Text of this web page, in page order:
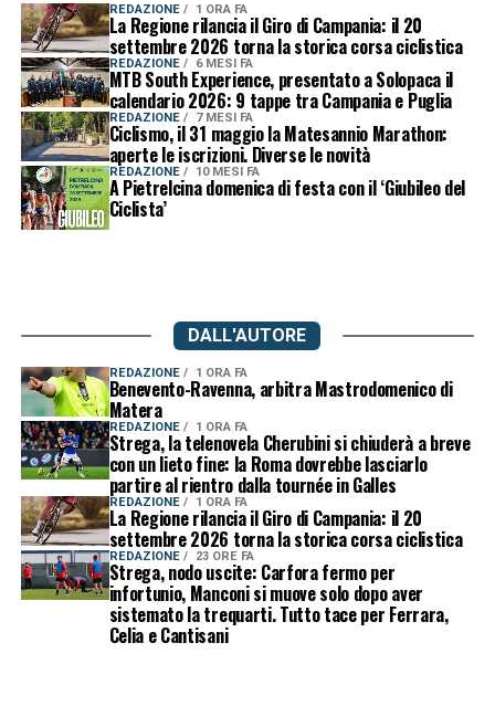
REDAZIONE 1 ORA FA
La Regione rilancia il Giro di Campania: il 20
settembre 2026 torna la storica corsa ciclistica
REDAZIONE 6 MESI FA
MTB South Experience, presentato a Solopaca il
calendario 2026: 9 tappe tra Campania e Puglia
REDAZIONE 7 MESI FA
Ciclismo, il 31 maggio la Matesannio Marathon:
aperte le iscrizioni. Diverse le novità
REDAZIONE 10 MESI FA
A Pietrelcina domenica di festa con il ‘Giubileo del
Ciclista’
DALL'AUTORE
REDAZIONE 1 ORA FA
Benevento-Ravenna, arbitra Mastrodomenico di
Matera
REDAZIONE 1 ORA FA
Strega, la telenovela Cherubini si chiuderà a breve
con un lieto fine: la Roma dovrebbe lasciarlo
partire al rientro dalla tournée in Galles
REDAZIONE 1 ORA FA
La Regione rilancia il Giro di Campania: il 20
settembre 2026 torna la storica corsa ciclistica
REDAZIONE 23 ORE FA
Strega, nodo uscite: Carfora fermo per
infortunio, Manconi si muove solo dopo aver
sistemato la trequarti. Tutto tace per Ferrara,
Celia e Cantisani